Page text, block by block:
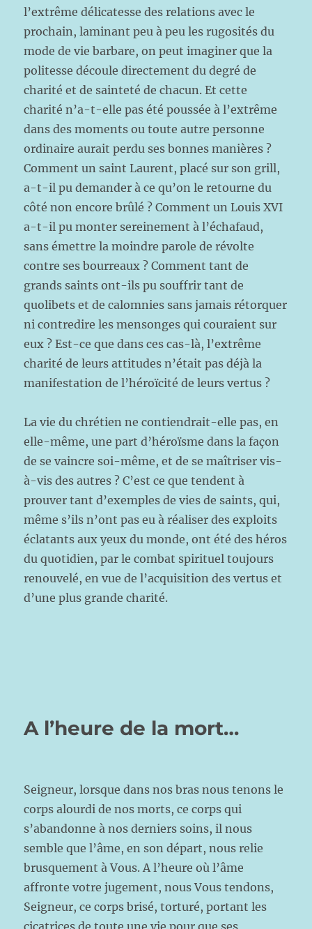
l’extrême délicatesse des relations avec le
prochain, laminant peu à peu les rugosités du
mode de vie barbare, on peut imaginer que la
politesse découle directement du degré de
charité et de sainteté de chacun. Et cette
charité n’a-t-elle pas été poussée à l’extrême
dans des moments ou toute autre personne
ordinaire aurait perdu ses bonnes manières ?
Comment un saint Laurent, placé sur son grill,
a-t-il pu demander à ce qu’on le retourne du
côté non encore brûlé ? Comment un Louis XVI
a-t-il pu monter sereinement à l’échafaud,
sans émettre la moindre parole de révolte
contre ses bourreaux ? Comment tant de
grands saints ont-ils pu souffrir tant de
quolibets et de calomnies sans jamais rétorquer
ni contredire les mensonges qui couraient sur
eux ? Est-ce que dans ces cas-là, l’extrême
charité de leurs attitudes n’était pas déjà la
manifestation de l’héroïcité de leurs vertus ?
La vie du chrétien ne contiendrait-elle pas, en
elle-même, une part d’héroïsme dans la façon
de se vaincre soi-même, et de se maîtriser vis-
à-vis des autres ? C’est ce que tendent à
prouver tant d’exemples de vies de saints, qui,
même s’ils n’ont pas eu à réaliser des exploits
éclatants aux yeux du monde, ont été des héros
du quotidien, par le combat spirituel toujours
renouvelé, en vue de l’acquisition des vertus et
d’une plus grande charité.
A l’heure de la mort…
Seigneur, lorsque dans nos bras nous tenons le
corps alourdi de nos morts, ce corps qui
s’abandonne à nos derniers soins, il nous
semble que l’âme, en son départ, nous relie
brusquement à Vous. A l’heure où l’âme
affronte votre jugement, nous Vous tendons,
Seigneur, ce corps brisé, torturé, portant les
cicatrices de toute une vie pour que ses